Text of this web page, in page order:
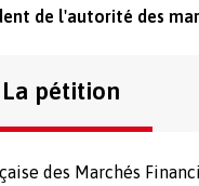
de l'autorité des
La pétition
des Marchés